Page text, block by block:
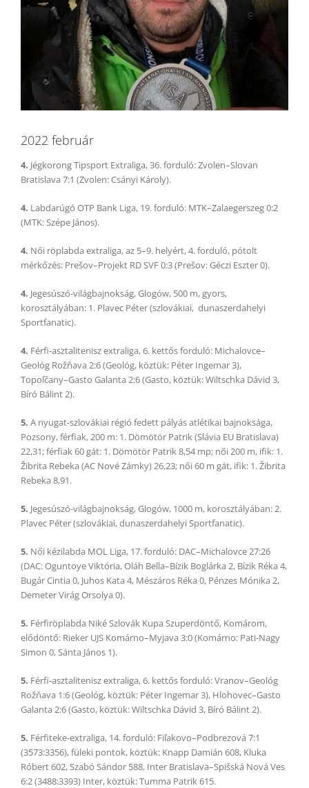
2022 február
4. Jégkorong Tipsport Extraliga, 36. forduló: Zvolen–Slovan
Bratislava 7:1 (Zvolen: Csányi Károly).
4. Labdarúgó OTP Bank Liga, 19. forduló: MTK–Zalaegerszeg 0:2
(MTK: Szépe János).
4. Női röplabda extraliga, az 5–9. helyért, 4. forduló, pótolt
mérkőzés: Prešov–Projekt RD SVF 0:3 (Prešov: Géczi Eszter 0).
4. Jegesúszó-világbajnokság, Glogów, 500 m, gyors,
korosztályában: 1. Plavec Péter (szlovákiai, dunaszerdahelyi
Sportfanatic).
4. Férfi-asztalitenisz extraliga, 6. kettős forduló: Michalovce–
Geológ Rožňava 2:6 (Geológ, köztük: Péter Ingemar 3),
Topoľčany–Gasto Galanta 2:6 (Gasto, köztük: Wiltschka Dávid 3,
Bíró Bálint 2).
5. A nyugat-szlovákiai régió fedett pályás atlétikai bajnoksága,
Pozsony, férfiak, 200 m: 1. Dömötör Patrik (Slávia EU Bratislava)
22,31; férfiak 60 gát: 1. Dömötör Patrik 8,54 mp; női 200 m, ifik: 1.
Žibrita Rebeka (AC Nové Zámky) 26,23; női 60 m gát, ifik: 1. Žibrita
Rebeka 8,91.
5. Jegesúszó-világbajnokság, Glogów, 1000 m, korosztályában: 2.
Plavec Péter (szlovákiai, dunaszerdahelyi Sportfanatic).
5. Női kézilabda MOL Liga, 17. forduló: DAC–Michalovce 27:26
(DAC: Oguntoye Viktória, Oláh Bella–Bízik Boglárka 2, Bízik Réka 4,
Bugár Cintia 0, Juhos Kata 4, Mészáros Réka 0, Pénzes Mónika 2,
Demeter Virág Orsolya 0).
5. Férfiröplabda Niké Szlovák Kupa Szuperdöntő, Komárom,
elődöntő: Rieker UJS Komárno–Myjava 3:0 (Komárno: Pati-Nagy
Simon 0, Sánta János 1).
5. Férfi-asztalitenisz extraliga, 6. kettős forduló: Vranov–Geológ
Rožňava 1:6 (Geológ, köztük: Péter Ingemar 3), Hlohovec–Gasto
Galanta 2:6 (Gasto, köztük: Wiltschka Dávid 3, Bíró Bálint 2).
5. Férfiteke-extraliga, 14. forduló: Fiľakovo–Podbrezová 7:1
(3573:3356), füleki pontok, köztük: Knapp Damián 608, Kluka
Róbert 602, Szabó Sándor 588, Inter Bratislava–Spišská Nová Ves
6:2 (3488:3393) Inter, köztük: Tumma Patrik 615.